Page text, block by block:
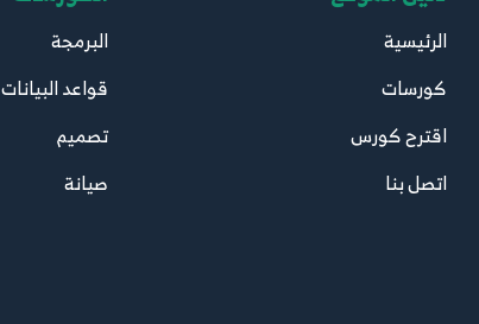
الرئيسية
كورسات
اقترح كورس
اتصل بنا
البرمجة
قواعد البيانات
تصميم
صيانة